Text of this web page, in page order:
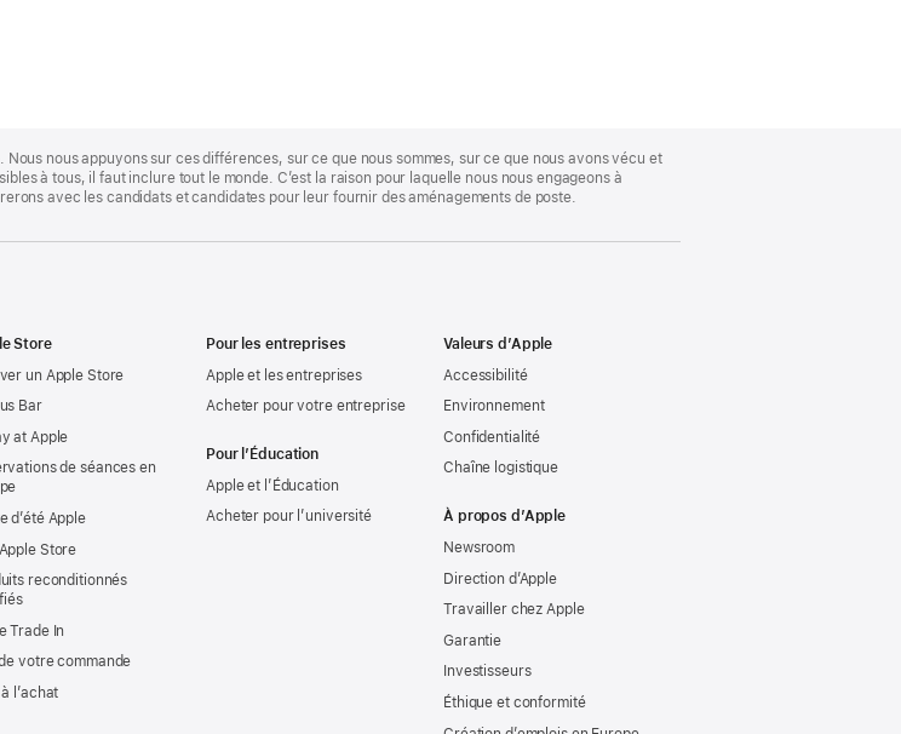
nous appuyons sur ces différences, sur ce que nous sommes, sur ce que nous avons vécu et
à tous, il faut inclure tout le monde. C’est la raison pour laquelle nous nous engageons à
avec les candidats et candidates pour leur fournir des aménagements de poste.
Store
un Apple Store
Bar
at Apple
de séances en
d’été Apple
Store
reconditionnés
Trade In
votre commande
l’achat
Pour les entreprises
Apple et les entreprises
Acheter pour votre entreprise
Pour l’Éducation
Apple et l’Éducation
Acheter pour l’université
Valeurs d’Apple
Accessibilité
Environnement
Confidentialité
Chaîne logistique
À propos d’Apple
Newsroom
Direction d’Apple
Travailler chez Apple
Garantie
Investisseurs
Éthique et conformité